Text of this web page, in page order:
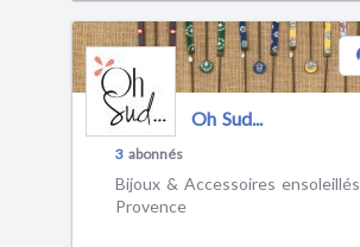
Oh Sud...
3 abonnés
Bijoux & Accessoires ensoleillés - Made in
Provence